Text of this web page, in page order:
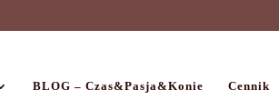
BLOG – Czas&Pasja&Konie Cennik